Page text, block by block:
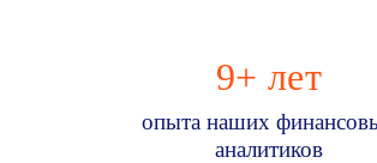
9+ лет
опыта наших
аналитиков